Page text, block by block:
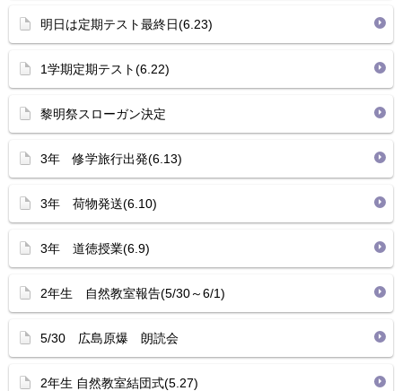
明日は定期テスト最終日(6.23)
1学期定期テスト(6.22)
黎明祭スローガン決定
3年 修学旅行出発(6.13)
3年 荷物発送(6.10)
3年 道徳授業(6.9)
2年生 自然教室報告(5/30～6/1)
5/30 広島原爆 朗読会
2年生 自然教室結団式(5.27)